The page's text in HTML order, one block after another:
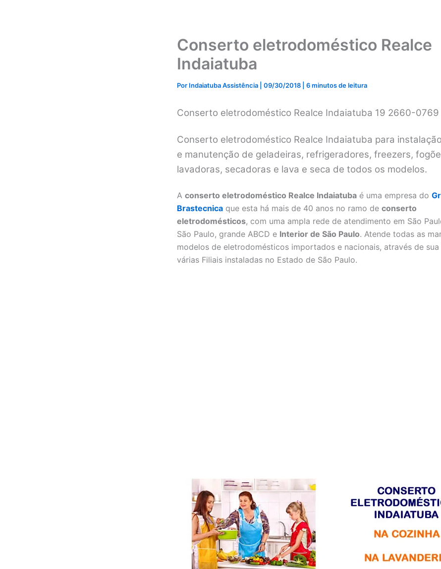
Conserto eletrodoméstico Realce
Indaiatuba
Por Indaiatuba Assistência 09/30/2018 6 minutos de leitura
Conserto eletrodoméstico Realce Indaiatuba 19 2660-0769
Conserto eletrodoméstico Realce Indaiatuba para
e manutenção de geladeiras, refrigeradores, freezers,
lavadoras, secadoras e lava e seca de todos os modelos.
A conserto eletrodoméstico Realce Indaiatuba é uma empresa do
Brastecnica que esta há mais de 40 anos no ramo de conserto
eletrodomésticos, com uma ampla rede de atendimento em São
São Paulo, grande ABCD e Interior de São Paulo. Atende todas as
modelos de eletrodomésticos importados e nacionais, através de
várias Filiais instaladas no Estado de São Paulo.